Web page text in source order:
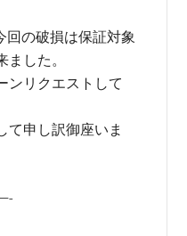
回の破損は保証対象
した。
ンリクエストして
て申し訳御座いま